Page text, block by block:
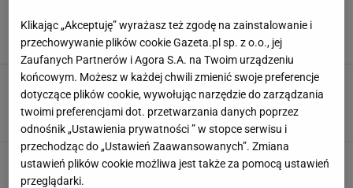
żonie polityka PiS. Padły słowa o... patologii
Julia Mistarz,26 STYCZNIA 2026, 14:14
Żona polityka PiS wspiera WOŚP. Wystawiła na
licytację pamiątkę
Aleksandra Pietrow,22 STYCZNIA 2026, 16:44
Weronika Schreiber zaskakuje wyznaniem.
Kolejny ślub dopiero przed nią
Klikając „Akceptuję” wyrażasz też zgodę na zainstalowanie i
przechowywanie plików cookie Gazeta.pl sp. z o.o., jej
Zaufanych Partnerów i Agora S.A. na Twoim urządzeniu
końcowym. Możesz w każdej chwili zmienić swoje preferencje
dotyczące plików cookie, wywołując narzędzie do zarządzania
twoimi preferencjami dot. przetwarzania danych poprzez
odnośnik „Ustawienia prywatności ” w stopce serwisu i
przechodząc do „Ustawień Zaawansowanych”. Zmiana
ustawień plików cookie możliwa jest także za pomocą ustawień
przeglądarki.